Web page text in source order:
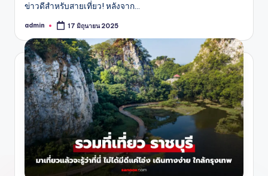
ข่าวดีสำหรับสายเที่ยว! หลังจาก…
Posted
admin 17 มิถุนายน 2025